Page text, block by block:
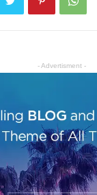
- Advertisment -